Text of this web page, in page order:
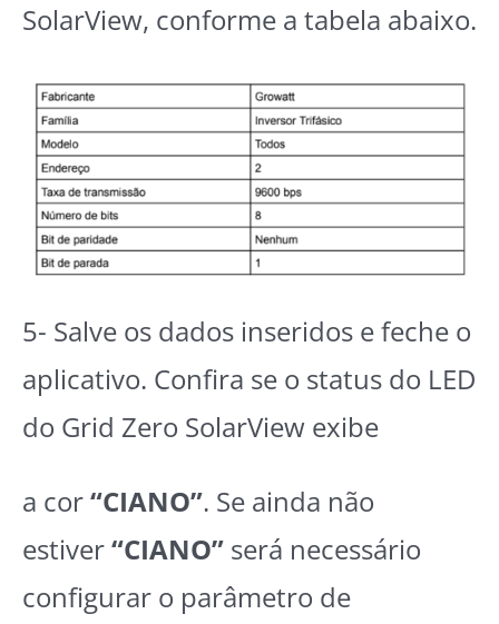
SolarView, conforme a tabela abaixo.
5- Salve os dados inseridos e feche o
aplicativo. Confira se o status do LED
do Grid Zero SolarView exibe
a cor“CIANO”. Se ainda não
estiver“CIANO” será necessário
configurar o parâmetro de